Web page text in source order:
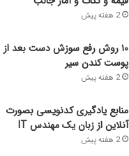
2 هفته پیش
۱۰ روش رفع سوزش دست بعد از
پوست کندن سیر
2 هفته پیش
منابع یادگیری کدنویسی بصورت
آنلاین از زبان یک مهندس IT
2 هفته پیش